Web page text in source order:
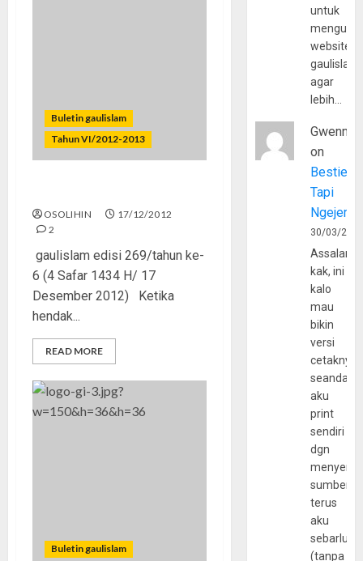
Buletin gaulislam
Tahun VI/2012-2013
OSOLIHIN
17/12/2012
2
gaulislam edisi 269/tahun ke-
6 (4 Safar 1434 H/ 17
Desember 2012) Ketika
hendak...
READ MORE
Buletin gaulislam
untuk
website
agar
lebih…
Gwenny
on
Bestie
Tapi
30/03/
kak, ini
kalo
mau
bikin
versi
cetaknya
aku
print
sendiri
dgn
sumber
terus
aku
(tanpa